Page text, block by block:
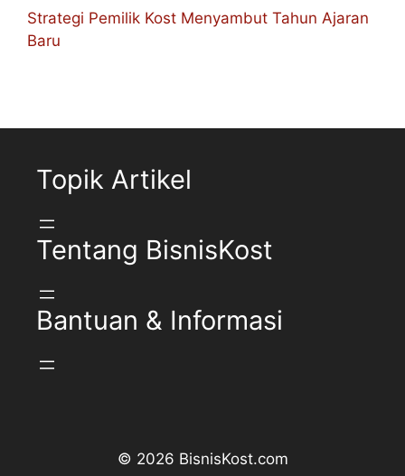
Strategi Pemilik Kost Menyambut Tahun Ajaran
Baru
Topik Artikel
Tentang BisnisKost
Bantuan & Informasi
© 2026 BisnisKost.com